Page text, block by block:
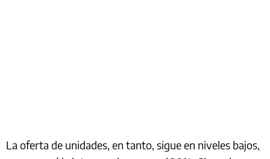
La oferta de unidades, en tanto, sigue en niveles bajos,